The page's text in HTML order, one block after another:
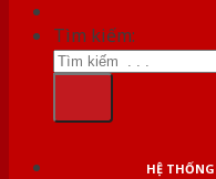
Tìm kiếm:
HỆ